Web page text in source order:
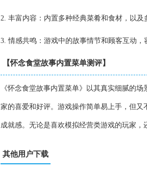
2. 丰富内容：内置多种经典菜肴和食材，以及
3. 情感共鸣：游戏中的故事情节和顾客互动，
【怀念食堂故事内置菜单测评】
《怀念食堂故事内置菜单》以其真实细腻的
家的喜爱和好评。游戏操作简单易上手，但
成就感。无论是喜欢模拟经营类游戏的玩家，
其他用户下载